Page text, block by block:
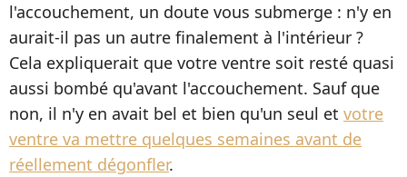
l'accouchement, un doute vous submerge : n'y en
aurait-il pas un autre finalement à l'intérieur ?
Cela expliquerait que votre ventre soit resté quasi
aussi bombé qu'avant l'accouchement. Sauf que
non, il n'y en avait bel et bien qu'un seul et votre
ventre va mettre quelques semaines avant de
réellement dégonfler.